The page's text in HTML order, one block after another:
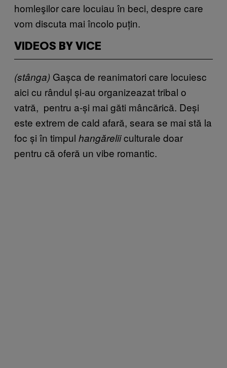
homleşilor care locuiau în beci, despre care
vom discuta mai încolo puțin.
VIDEOS BY VICE
(stânga) Gașca de reanimatori care locuiesc
aici cu rândul și-au organizeazat tribal o
vatră, pentru a-și mai găti mâncărică. Deși
este extrem de cald afară, seara se mai stă la
foc și în timpul hangăreliiculturale doar
pentru că oferă un vibe romantic.